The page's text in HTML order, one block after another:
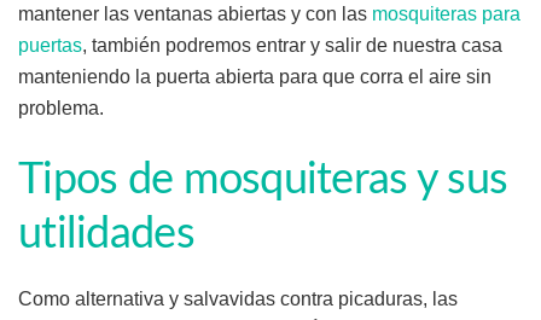
mantener las ventanas abiertas y con las mosquiteras para
puertas, también podremos entrar y salir de nuestra casa
manteniendo la puerta abierta para que corra el aire sin
problema.
Tipos de mosquiteras y sus
utilidades
Como alternativa y salvavidas contra picaduras, las